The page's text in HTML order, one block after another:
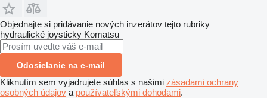
Objednajte si pridávanie nových inzerátov tejto rubriky
hydraulické joysticky Komatsu
Odosielanie na e-mail
Kliknutím sem vyjadrujete súhlas s našimi zásadami ochrany
osobných údajov a používateľskými dohodami.